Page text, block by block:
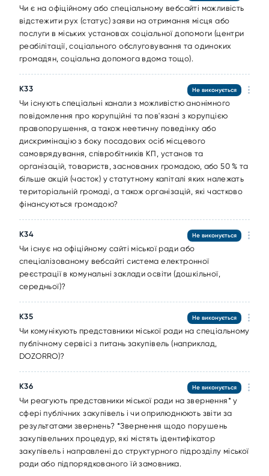
Чи є на офіційному або спеціальному вебсайті можливість
відстежити рух (статус) заяви на отримання місця або
послуги в міських установах соціальної допомоги (центри
реабілітації, соціального обслуговування та одиноких
громадян, соціальна допомога вдома тощо).
К33
Чи існують спеціальні канали з можливістю анонімного
повідомлення про корупційні та пов'язані з корупцією
правопорушення, а також неетичну поведінку або
дискримінацію з боку посадових осіб місцевого
самоврядування, співробітників КП, установ та
організацій, товариств, заснованих громадою, або 50 % та
більше акцій (часток) у статутному капіталі яких належать
територіальній громаді, а також організацій, які частково
фінансуються громадою?
Не виконується
К34
Чи існує на офіційному сайті міської ради або
спеціалізованому вебсайті система електронної
реєстрації в комунальні заклади освіти (дошкільної,
середньої)?
Не виконується
К35
Чи комунікують представники міської ради на спеціальному
публічному сервісі з питань закупівель (наприклад,
DOZORRO)?
Не виконується
К36
Чи реагують представники міської ради на звернення* у
сфері публічних закупівель і чи оприлюднюють звіти за
результатами звернень? *Звернення щодо порушень
закупівельних процедур, які містять ідентифікатор
закупівель і направлені до структурного підрозділу міської
ради або підпорядкованого їй замовника.
Не виконується